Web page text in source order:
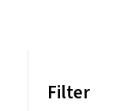
Filter